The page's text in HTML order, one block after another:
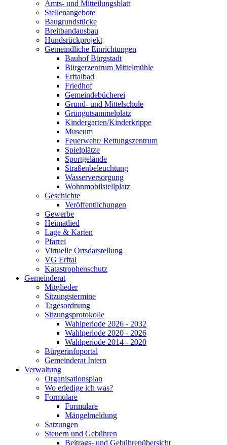
Amts- und Mitteilungsblatt
Stellenangebote
Baugrundstücke
Breitbandausbau
Hundsrückprojekt
Gemeindliche Einrichtungen
Bauhof Bürgstadt
Bürgerzentrum Mittelmühle
Erftalbad
Friedhof
Gemeindebücherei
Grund- und Mittelschule
Grüngutsammelplatz
Kindergarten/Kinderkrippe
Museum
Feuerwehr/ Rettungszentrum
Spielplätze
Sportgelände
Straßenbeleuchtung
Wasserversorgung
Wohnmobilstellplatz
Geschichte
Veröffentlichungen
Gewerbe
Heimatlied
Lage & Karten
Pfarrei
Virtuelle Ortsdarstellung
VG Erftal
Katastrophenschutz
Gemeinderat
Mitglieder
Sitzungstermine
Tagesordnung
Sitzungsprotokolle
Wahlperiode 2026 - 2032
Wahlperiode 2020 - 2026
Wahlperiode 2014 - 2020
Bürgerinfoportal
Gemeinderat Intern
Verwaltung
Organisationsplan
Wo erledige ich was?
Formulare
Formulare
Mängelmeldung
Satzungen
Steuern und Gebühren
Beitrags- und Gebührenübersicht